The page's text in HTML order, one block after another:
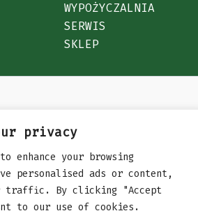
privacy
enhance your browsing
personalised ads or content,
traffic. By clicking "Accept
to our use of cookies.
WYPOŻYCZALNIA
SERWIS
SKLEP
+48 698 205 786